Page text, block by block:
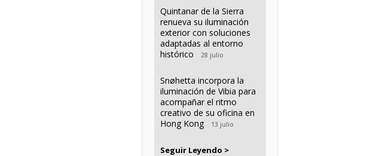
Quintanar de la Sierra
renueva su iluminación
exterior con soluciones
adaptadas al entorno
histórico
28 julio
Snøhetta incorpora la
iluminación de Vibia para
acompañar el ritmo
creativo de su oficina en
Hong Kong
13 julio
Seguir Leyendo >